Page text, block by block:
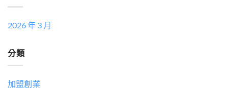
2026 年 3 月
分類
加盟創業